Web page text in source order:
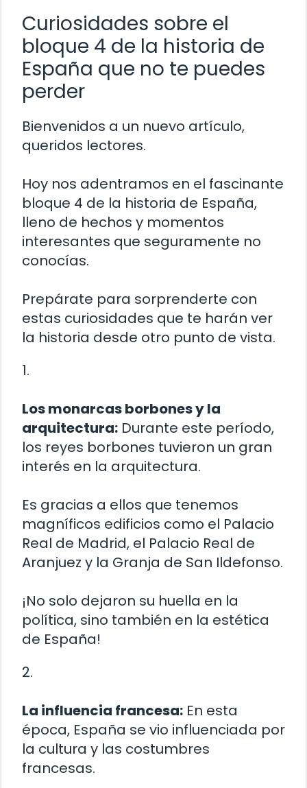
Curiosidades sobre el
bloque 4 de la historia de
España que no te puedes
perder
Bienvenidos a un nuevo artículo,
queridos lectores.
Hoy nos adentramos en el fascinante
bloque 4 de la historia de España,
lleno de hechos y momentos
interesantes que seguramente no
conocías.
Prepárate para sorprenderte con
estas curiosidades que te harán ver
la historia desde otro punto de vista.
1.
Los monarcas borbones y la
arquitectura: Durante este período,
los reyes borbones tuvieron un gran
interés en la arquitectura.
Es gracias a ellos que tenemos
magníficos edificios como el Palacio
Real de Madrid, el Palacio Real de
Aranjuez y la Granja de San Ildefonso.
¡No solo dejaron su huella en la
política, sino también en la estética
de España!
2.
La influencia francesa: En esta
época, España se vio influenciada por
la cultura y las costumbres
francesas.